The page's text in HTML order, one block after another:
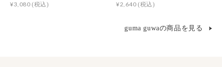
¥3,080(税込) ¥2,640(税込)
guma guwaの商品を見る